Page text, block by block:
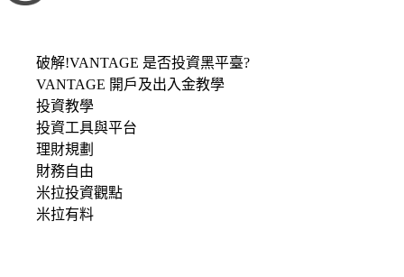
破解!VANTAGE 是否投資黑平臺?
VANTAGE 開戶及出入金教學
投資教學
投資工具與平台
理財規劃
財務自由
米拉投資觀點
米拉有料